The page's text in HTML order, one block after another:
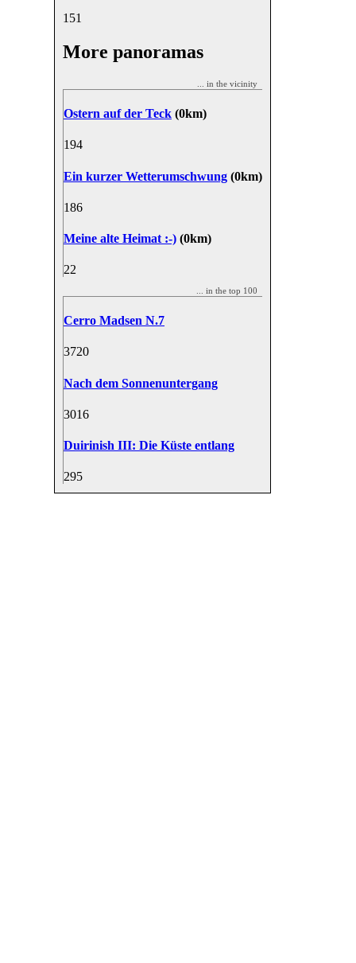
151
More panoramas
... in the vicinity
Ostern auf der Teck (0km)
194
Ein kurzer Wetterumschwung (0km)
186
Meine alte Heimat :-) (0km)
22
... in the top 100
Cerro Madsen N.7
3720
Nach dem Sonnenuntergang
3016
Duirinish III: Die Küste entlang
295